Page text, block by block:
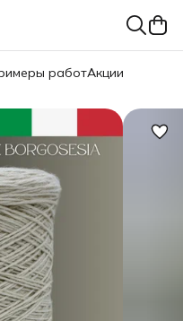
работАкции